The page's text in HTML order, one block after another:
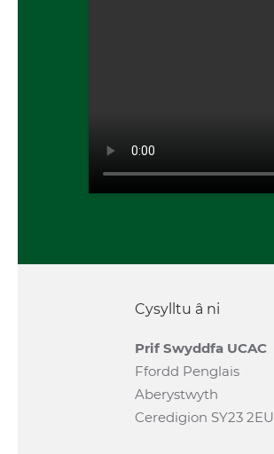
Cysylltu â ni
Prif Swyddfa UCAC
Ffordd Penglais
Aberystwyth
Ceredigion SY23 2EU